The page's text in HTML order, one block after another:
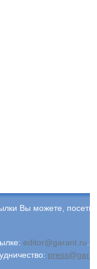
Вы можете,
editor@garant.ru